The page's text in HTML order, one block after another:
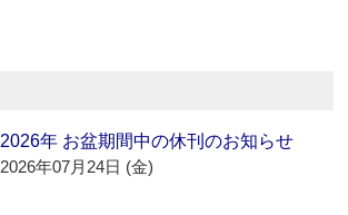
2026年 お盆期間中の休刊のお知らせ
2026年07月24日 (金)